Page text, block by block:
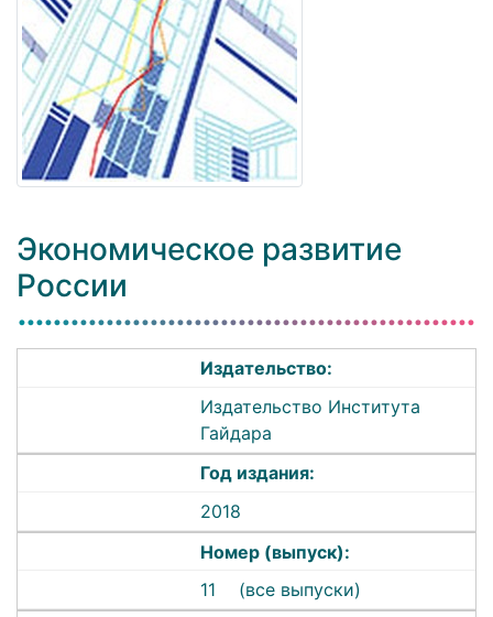
Экономическое развитие
России
Издательство:
Издательство Института
Гайдара
Год издания:
2018
Номер (выпуск):
11
(все выпуски)